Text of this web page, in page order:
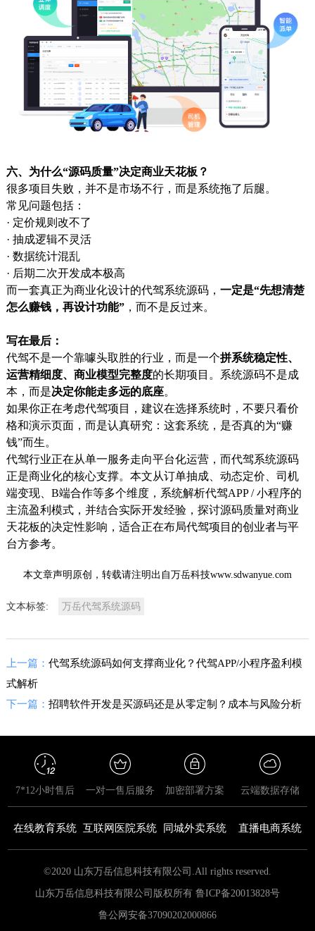
六、为什么“源码质量”决定商业天花板？
很多项目失败，并不是市场不行，而是系统拖了后腿。
常见问题包括：
· 定价规则改不了
· 抽成逻辑不灵活
· 数据统计混乱
· 后期二次开发成本极高
而一套真正为商业化设计的代驾系统源码， 一定是“先想清楚
怎么赚钱，再设计功能”，而不是反过来。
写在最后：
代驾不是一个靠噱头取胜的行业，而是一个拼系统稳定性、
运营精细度、商业模型完整度的长期项目。系统源码不是成
本，而是决定你能走多远的底座。
如果你正在考虑代驾项目，建议在选择系统时，不要只看价
格和演示页面，而是认真研究：这套系统，是否真的为“赚
钱”而生。
代驾行业正在从单一服务走向平台化运营，而代驾系统源码
正是商业化的核心支撑。本文从订单抽成、动态定价、司机
端变现、B端合作等多个维度，系统解析代驾APP / 小程序的
主流盈利模式，并结合实际开发经验，探讨源码质量对商业
天花板的决定性影响，适合正在布局代驾项目的创业者与平
台方参考。
本文章声明原创，转载请注明出自万岳科技www.sdwanyue.com
文本标签: 万岳代驾系统源码
上一篇： 代驾系统源码如何支撑商业化？代驾APP/小程序盈利模
式解析
下一篇： ​招聘软件开发是买源码还是从零定制？成本与风险分析
7*12小时售后 一对一售后服务 加密部署方案 云端数据存储
在线教育系统 互联网医院系统 同城外卖系统 直播电商系统
©2020 山东万岳信息科技有限公司.All rights reserved.
山东万岳信息科技有限公司版权所有 鲁ICP备20013828号
鲁公网安备37090202000866